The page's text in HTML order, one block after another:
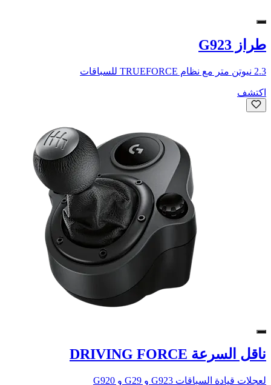
طراز G923
2.3 نيوتن متر مع نظام TRUEFORCE للسباقات
اكتشف
ناقل السرعة DRIVING FORCE
لعجلات قيادة السباقات G923 و G29 و G920